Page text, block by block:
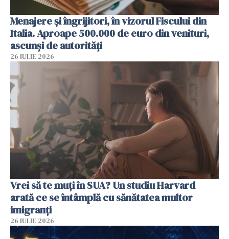
Menajere și îngrijitori, în vizorul Fiscului din
Italia. Aproape 500.000 de euro din venituri,
ascunși de autorități
26 IULIE 2026
Vrei să te muți în SUA? Un studiu Harvard
arată ce se întâmplă cu sănătatea multor
imigranți
26 IULIE 2026